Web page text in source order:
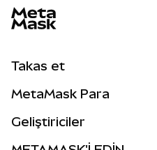
Takas et
Perps
MetaMask Para
Geliştiriciler